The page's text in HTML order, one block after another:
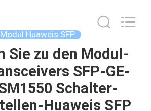
Modul Huaweis SFP
Sie zu den Modul-
SFP-GE-
Schalter-
Huaweis SFP